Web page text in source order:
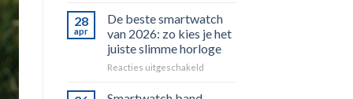
een
ooit
je
28
apr
De beste smartwatch
van 2026: zo kies je het
juiste slimme horloge
Reacties uitgeschakeldvoor